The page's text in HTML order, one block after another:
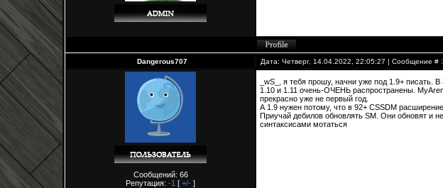
Dangerous707 Дата: Четверг, 14.04.2022, 22:05:27 | Сообщение #
Сообщений: 66
Репутация: -1 [ +/- ]
_wS_, я тебя прошу, начни уже под 1.9+ писать.
1.10 и 1.11 очень-ОЧЕНЬ распространены.
прекрасно уже не первый год.
А 1.9 нужен потому, что в 92+ CSSDM
Приучай дебилов обновлять SM. Они обновят и
синтаксисами мотаться